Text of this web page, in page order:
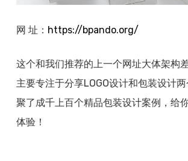
网 址： https://bpando.org/
这个和我们推荐的上一个网址大体架构
主要专注于分享LOGO设计和包装设计
聚了成千上百个精品包装设计案例，给
体验！